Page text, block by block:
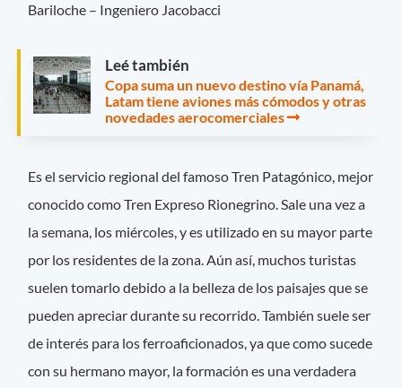
Bariloche – Ingeniero Jacobacci
Leé también
Copa suma un nuevo destino vía Panamá,
Latam tiene aviones más cómodos y otras
novedades aerocomerciales
Es el servicio regional del famoso Tren Patagónico, mejor
conocido como Tren Expreso Rionegrino. Sale una vez a
la semana, los miércoles, y es utilizado en su mayor parte
por los residentes de la zona. Aún así, muchos turistas
suelen tomarlo debido a la belleza de los paisajes que se
pueden apreciar durante su recorrido. También suele ser
de interés para los ferroaficionados, ya que como sucede
con su hermano mayor, la formación es una verdadera